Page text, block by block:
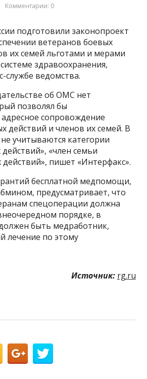
Комментарии: 0
подготовили законопроект
ветеранов боевых
их семей льготами и мерами
здравоохранения,
службе ведомства.
об ОМС нет
позволял бы
сопровождение
действий и членов их семей. В
учитываются категории
«член семьи
пишет «Интерфакс».
бесплатной медпомощи,
предусматривает, что
спецоперации должна
порядке, в
быть медработник,
лечение по этому
Источник: rg.ru